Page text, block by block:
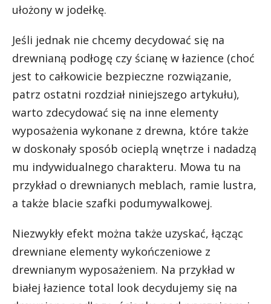
ułożony w jodełkę.
Jeśli jednak nie chcemy decydować się na
drewnianą podłogę czy ścianę w łazience (choć
jest to całkowicie bezpieczne rozwiązanie,
patrz ostatni rozdział niniejszego artykułu),
warto zdecydować się na inne elementy
wyposażenia wykonane z drewna, które także
w doskonały sposób ocieplą wnętrze i nadadzą
mu indywidualnego charakteru. Mowa tu na
przykład o drewnianych meblach, ramie lustra,
a także blacie szafki podumywalkowej.
Niezwykły efekt można także uzyskać, łącząc
drewniane elementy wykończeniowe z
drewnianym wyposażeniem. Na przykład w
białej łazience total look decydujemy się na